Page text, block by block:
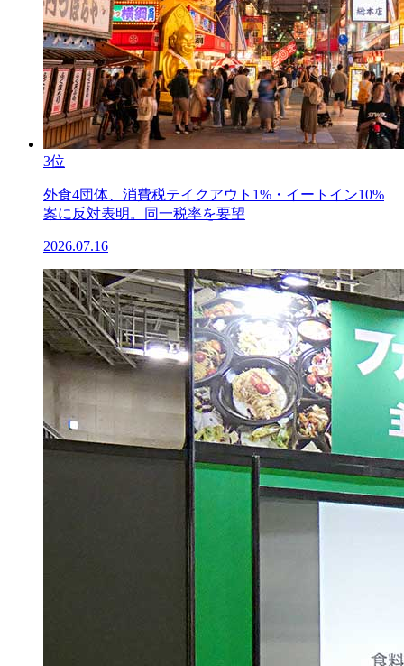
3位
外食4団体、消費税テイクアウト1%・イートイン10%
案に反対表明。同一税率を要望
2026.07.16